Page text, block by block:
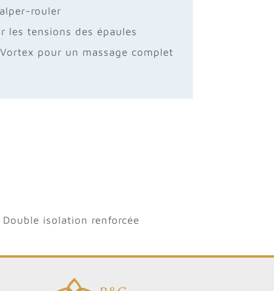
rouler
les tensions des épaules
pour un massage complet
isolation renforcée